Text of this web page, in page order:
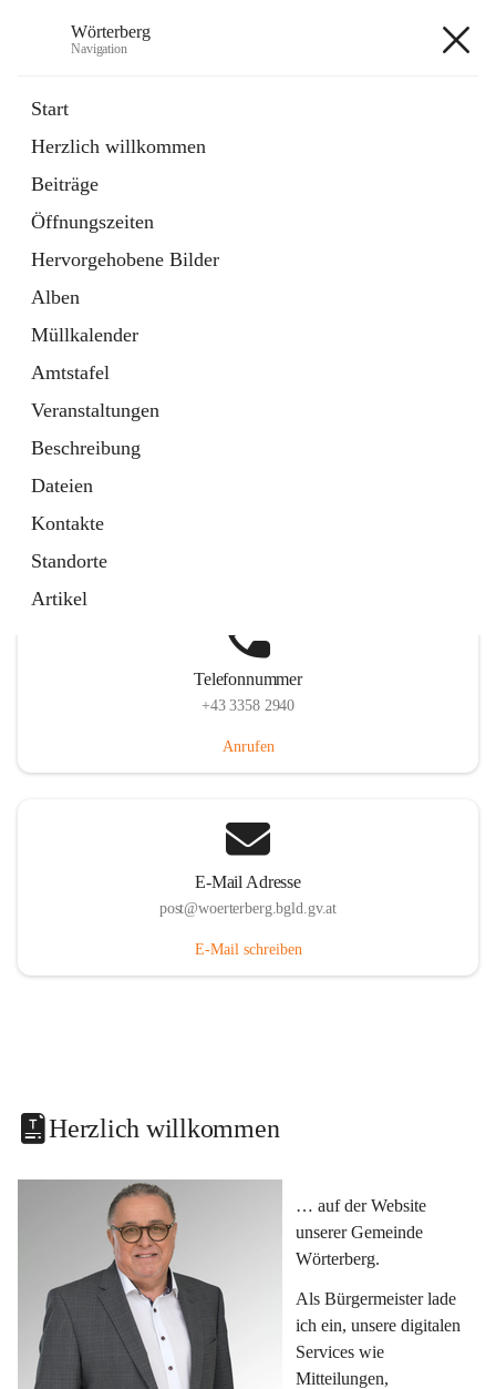
Wörterberg
Navigation
Start
Herzlich willkommen
Beiträge
Öffnungszeiten
Hervorgehobene Bilder
Alben
Müllkalender
Amtstafel
Veranstaltungen
Beschreibung
Dateien
Kontakte
Standorte
Artikel
5 Schnellzugriffe
Bürgerservice
9 Schnellzugriffe
Telefonnummer
+43 3358 2940
Anrufen
E-Mail Adresse
post@woerterberg.bgld.gv.at
E-Mail schreiben
Herzlich willkommen
… auf der Website
unserer Gemeinde
Wörterberg.
Als Bürgermeister lade
ich ein, unsere digitalen
Services wie
Mitteilungen,